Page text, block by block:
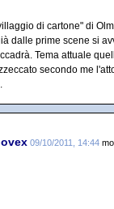
di cartone" di
dalle prime scene si
Tema attuale
secondo me
09/10/2011, 14:44